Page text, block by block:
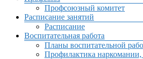
Профсоюзный комитет
Расписание занятий
Расписание
Воспитательная работа
Планы воспитательной
Профилактика наркомании,